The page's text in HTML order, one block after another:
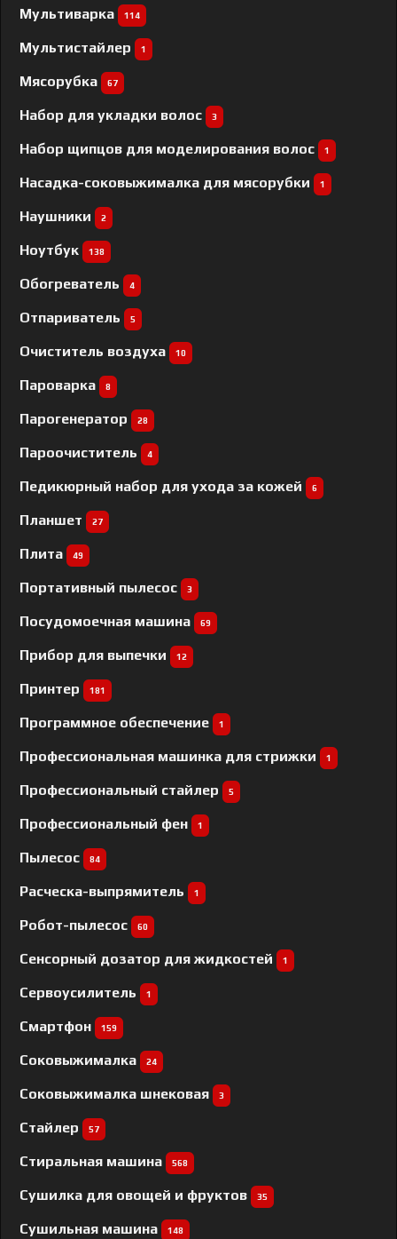
Мультиварка 114
Мультистайлер 1
Мясорубка 67
Набор для укладки волос 3
Набор щипцов для моделирования волос 1
Насадка-соковыжималка для мясорубки 1
Наушники 2
Ноутбук 138
Обогреватель 4
Отпариватель 5
Очиститель воздуха 10
Пароварка 8
Парогенератор 28
Пароочиститель 4
Педикюрный набор для ухода за кожей 6
Планшет 27
Плита 49
Портативный пылесос 3
Посудомоечная машина 69
Прибор для выпечки 12
Принтер 181
Программное обеспечение 1
Профессиональная машинка для стрижки 1
Профессиональный cтайлер 5
Профессиональный фен 1
Пылесос 84
Расческа-выпрямитель 1
Робот-пылесос 60
Сенсорный дозатор для жидкостей 1
Сервоусилитель 1
Смартфон 159
Соковыжималка 24
Соковыжималка шнековая 3
Стайлер 57
Стиральная машина 568
Сушилка для овощей и фруктов 35
Сушильная машина 148